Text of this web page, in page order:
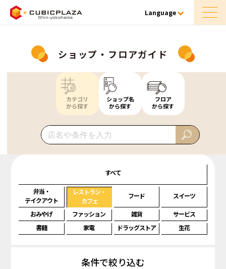
Language
ショップ・フロアガイド
カテゴリ
から探す
ショップ名
から探す
フロア
から探す
すべて
弁当・
テイクアウト
レストラン・
カフェ
フード スイーツ
おみやげ ファッション 雑貨
サービス
書籍
家電 ドラッグストア 生花
条件で絞り込む